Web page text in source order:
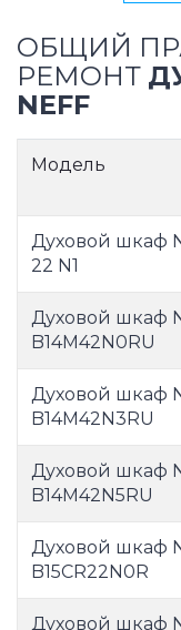
ОБЩИЙ
РЕМОНТ
NEFF
Модель
Духовой шкаф
22 N1
Духовой шкаф
B14M42N0RU
Духовой шкаф
B14M42N3RU
Духовой шкаф
B14M42N5RU
Духовой шкаф
B15CR22N0R
Духовой шкаф